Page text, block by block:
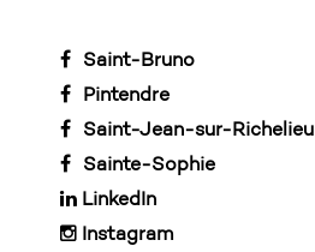
Saint-Bruno
Pintendre
Saint-Jean-sur-Richelieu
Sainte-Sophie
LinkedIn
Instagram